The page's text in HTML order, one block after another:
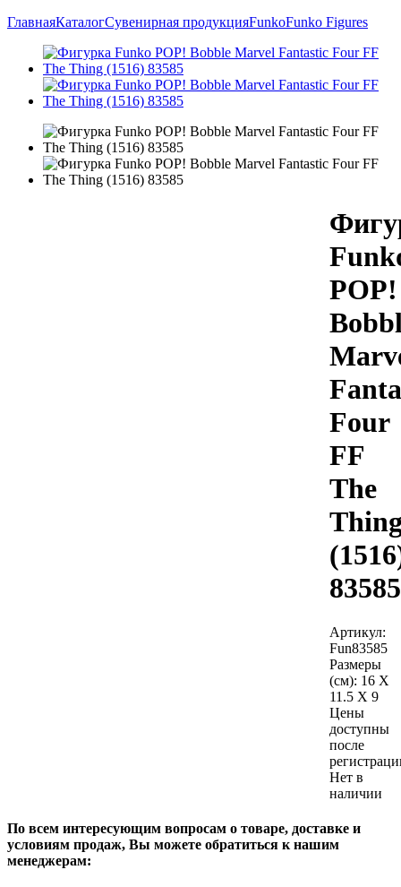
ГлавнаяКаталогСувенирная продукцияFunkoFunko Figures
POP!
Four
FF
The
83585
Артикул:
Fun83585
Размеры
(см): 16 X
11.5 X 9
Цены
доступны
после
Нет в
наличии
По всем интересующим вопросам о товаре, доставке и
условиям продаж, Вы можете обратиться к нашим
менеджерам: